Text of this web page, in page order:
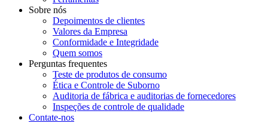
Sobre nós
Depoimentos de clientes
Valores da Empresa
Conformidade e Integridade
Quem somos
Perguntas frequentes
Teste de produtos de consumo
Ética e Controle de Suborno
Auditoria de fábrica e auditorias de fornecedores
Inspeções de controle de qualidade
Contate-nos